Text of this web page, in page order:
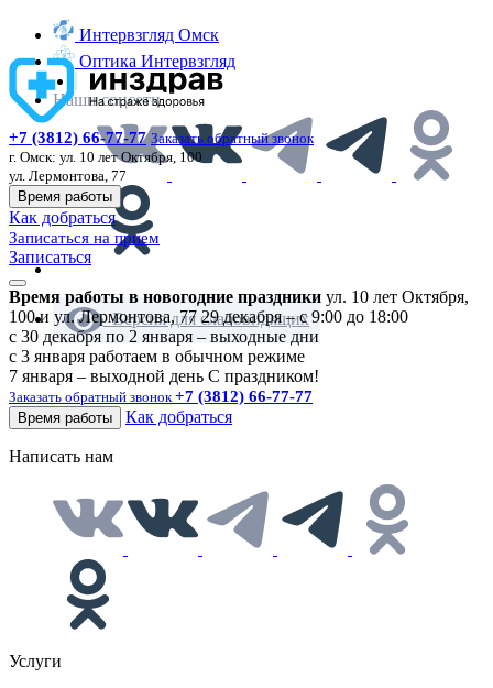
Интервзгляд Омск
Оптика Интервзгляд
Наши соцсети
Версия для слабовидящих
+7 (3812) 66-77-77 Заказать обратный звонок
г. Омск: ул. 10 лет Октября, 100
ул. Лермонтова, 77
Время работы
Как добраться
Записаться на прием
Записаться
Время работы в новогодние праздники ул. 10 лет Октября,
100 и ул. Лермонтова, 77 29 декабря – с 9:00 до 18:00
с 30 декабря по 2 января – выходные дни
с 3 января работаем в обычном режиме
7 января – выходной день С праздником!
Заказать обратный звонок+7 (3812) 66-77-77
Время работы Как добраться
Написать нам
Услуги